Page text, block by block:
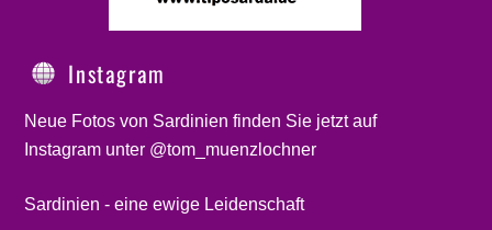
Instagram
Neue Fotos von Sardinien finden Sie jetzt auf
Instagram unter @tom_muenzlochner
Sardinien - eine ewige Leidenschaft